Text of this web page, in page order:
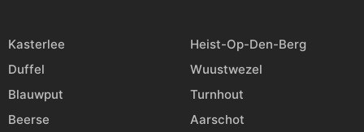
Kasterlee
Heist-Op-Den-Berg
Duffel
Wuustwezel
Blauwput
Turnhout
Beerse
Aarschot